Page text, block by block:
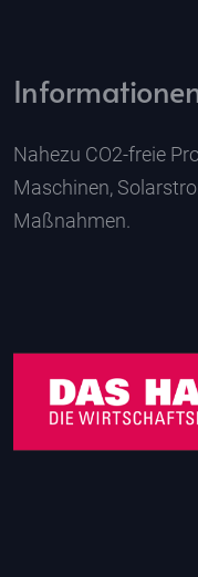
Nahezu CO2-freie
Maschinen,
Maßnahmen.